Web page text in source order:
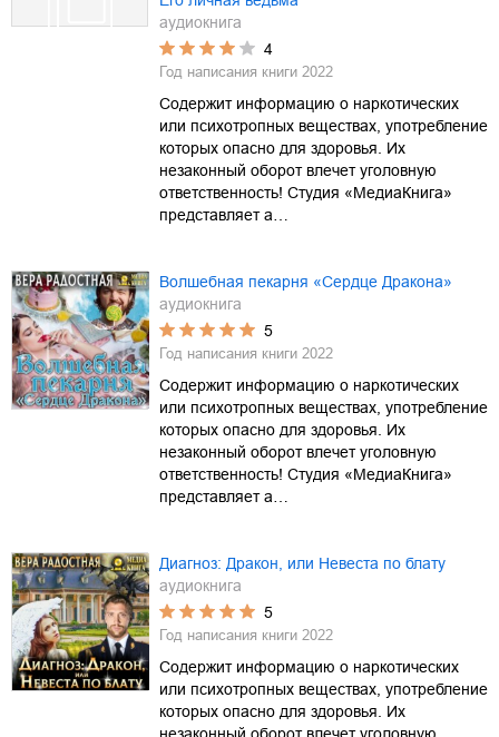
аудиокнига
4
Год написания книги 2022
Содержит информацию о наркотических
или психотропных веществах, употребление
которых опасно для здоровья. Их
незаконный оборот влечет уголовную
ответственность! Студия «МедиаКнига»
представляет а…
Волшебная пекарня «Сердце Дракона»
аудиокнига
5
Год написания книги 2022
Содержит информацию о наркотических
или психотропных веществах, употребление
которых опасно для здоровья. Их
незаконный оборот влечет уголовную
ответственность! Студия «МедиаКнига»
представляет а…
Диагноз: Дракон, или Невеста по блату
аудиокнига
5
Год написания книги 2022
Содержит информацию о наркотических
или психотропных веществах, употребление
которых опасно для здоровья. Их